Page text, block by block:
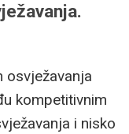
osvježavanja
kompetitivnim
i nisko